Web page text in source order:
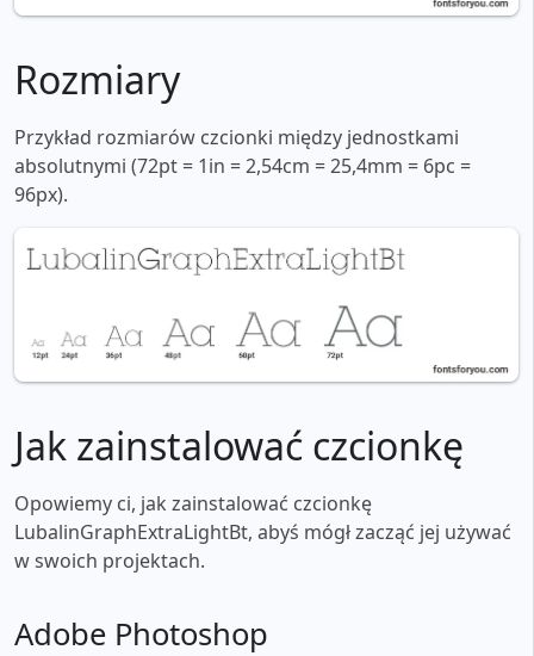
Rozmiary
Przykład rozmiarów czcionki między jednostkami
absolutnymi (72pt = 1in = 2,54cm = 25,4mm = 6pc =
96px).
Jak zainstalować czcionkę
Opowiemy ci, jak zainstalować czcionkę
LubalinGraphExtraLightBt, abyś mógł zacząć jej używać
w swoich projektach.
Adobe Photoshop